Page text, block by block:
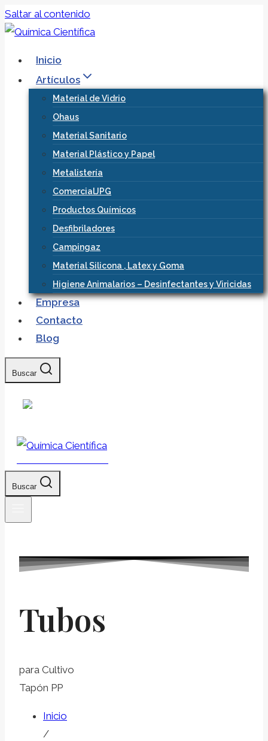
Saltar al contenido
Inicio
Artículos
Material de Vidrio
Ohaus
Material Sanitario
Material Plástico y Papel
Metalistería
ComercialJPG
Productos Químicos
Desfibriladores
Campingaz
Material Silicona , Latex y Goma
Higiene Animalarios – Desinfectantes y Viricidas
Empresa
Contacto
Blog
Buscar
Buscar
Tubos
para Cultivo
Tapón PP
Inicio
/